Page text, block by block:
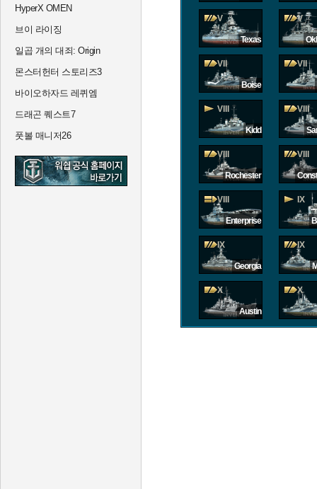
HyperX OMEN
브이 라이징
일곱 개의 대죄: Origin
몬스터헌터 스토리즈3
바이오하자드 레퀴엠
드래곤 퀘스트7
풋볼 매니저26
V
Texas
V
VII
Boise
VII
VIII
Kidd
VIII
VIII
Rochester
VIII
VIII
Enterprise
IX
IX
Georgia
IX
X
Austin
X